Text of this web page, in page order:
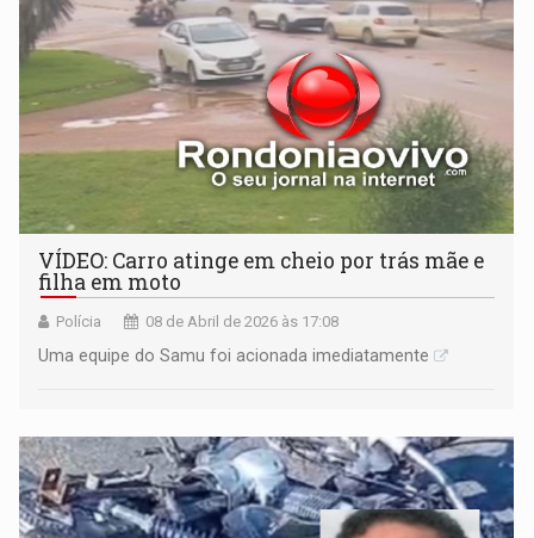
VÍDEO: Carro atinge em cheio por trás mãe e
filha em moto
Polícia 08 de Abril de 2026 às 17:08
Uma equipe do Samu foi acionada imediatamente